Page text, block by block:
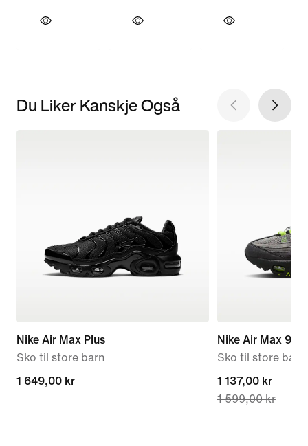
Du Liker Kanskje Også
Nike Air Max Plus
Sko til store barn
1 649,00 kr
1 649,00 kr
Nike Air Max 95
Sko til store barn
current
price
1 137,00 kr
1 599,00 kr